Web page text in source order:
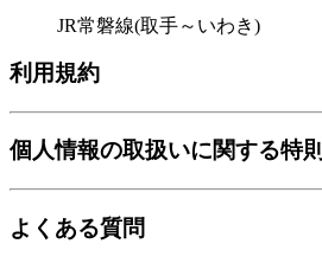
JR常磐線(取手～いわき)
利用規約
個人情報の取扱いに関する特則
よくある質問